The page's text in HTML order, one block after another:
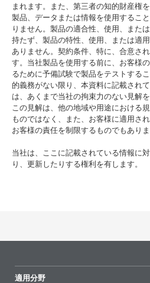
まれます。また、第三者の知的財産権
製品、データまたは情報を使用するこ
りません。製品の適合性、使用、また
持たず、製品の特性、使用、または適
ありません。契約条件、特に、合意さ
す。当社製品を使用する前に、お客様
るために予備試験で製品をテストする
的義務がない限り、本資料に記載され
は、あくまで当社の拘束力のない見解
この見解は、他の地域や用途における
ものではなく、また、お客様に適用さ
お客様の責任を制限するものでもありま
当社は、ここに記載されている情報に
り、更新したりする権利を有します。
適用分野